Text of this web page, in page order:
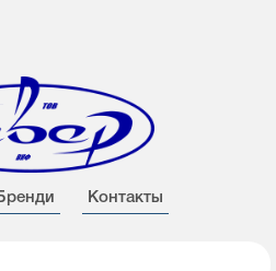
Контакты